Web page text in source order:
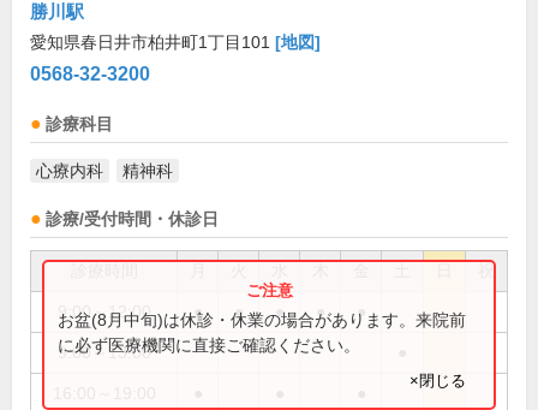
勝川駅
愛知県春日井市柏井町1丁目101 [地図]
0568-32-3200
診療科目
心療内科 精神科
診療/受付時間・休診日
祝
9:00～12:00 ● ● ● ● ●
9:00～13:00
お盆(8月中旬)は休診・休業の場合があります。来院前
に必ず医療機関に直接ご確認ください。
×閉じる